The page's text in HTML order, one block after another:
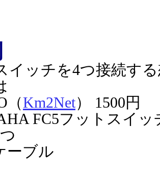
イッチを4つ接続す
（Km2Net） 1500円
FC5フットスイッ
ーブル